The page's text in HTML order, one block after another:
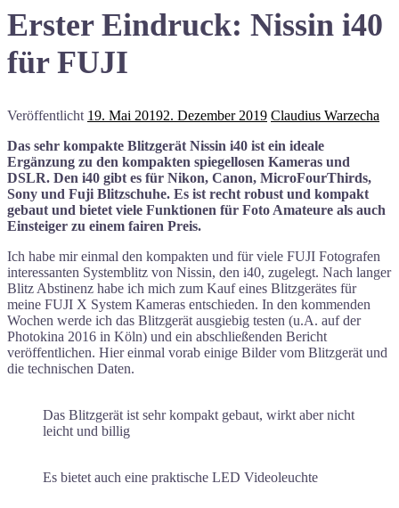
Erster Eindruck: Nissin i40
für FUJI
Veröffentlicht 19. Mai 20192. Dezember 2019 Claudius Warzecha
Das sehr kompakte Blitzgerät Nissin i40 ist ein ideale
Ergänzung zu den kompakten spiegellosen Kameras und
DSLR. Den i40 gibt es für Nikon, Canon, MicroFourThirds,
Sony und Fuji Blitzschuhe. Es ist recht robust und kompakt
gebaut und bietet viele Funktionen für Foto Amateure als auch
Einsteiger zu einem fairen Preis.
Ich habe mir einmal den kompakten und für viele FUJI Fotografen
interessanten Systemblitz von Nissin, den i40, zugelegt. Nach langer
Blitz Abstinenz habe ich mich zum Kauf eines Blitzgerätes für
meine FUJI X System Kameras entschieden. In den kommenden
Wochen werde ich das Blitzgerät ausgiebig testen (u.A. auf der
Photokina 2016 in Köln) und ein abschließenden Bericht
veröffentlichen. Hier einmal vorab einige Bilder vom Blitzgerät und
die technischen Daten.
Das Blitzgerät ist sehr kompakt gebaut, wirkt aber nicht
leicht und billig
Es bietet auch eine praktische LED Videoleuchte